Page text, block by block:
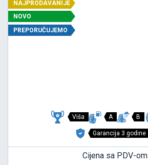
NAJPRODAVANIJE
NOVO
PREPORUČUJEMO
Viša A B
Garancija 3 godine
Cijena sa PDV-om